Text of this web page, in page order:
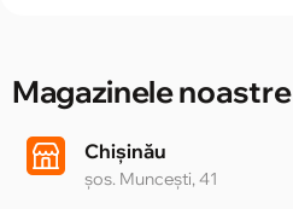
Magazinele noastre
Chișinău
șos. Muncești, 41